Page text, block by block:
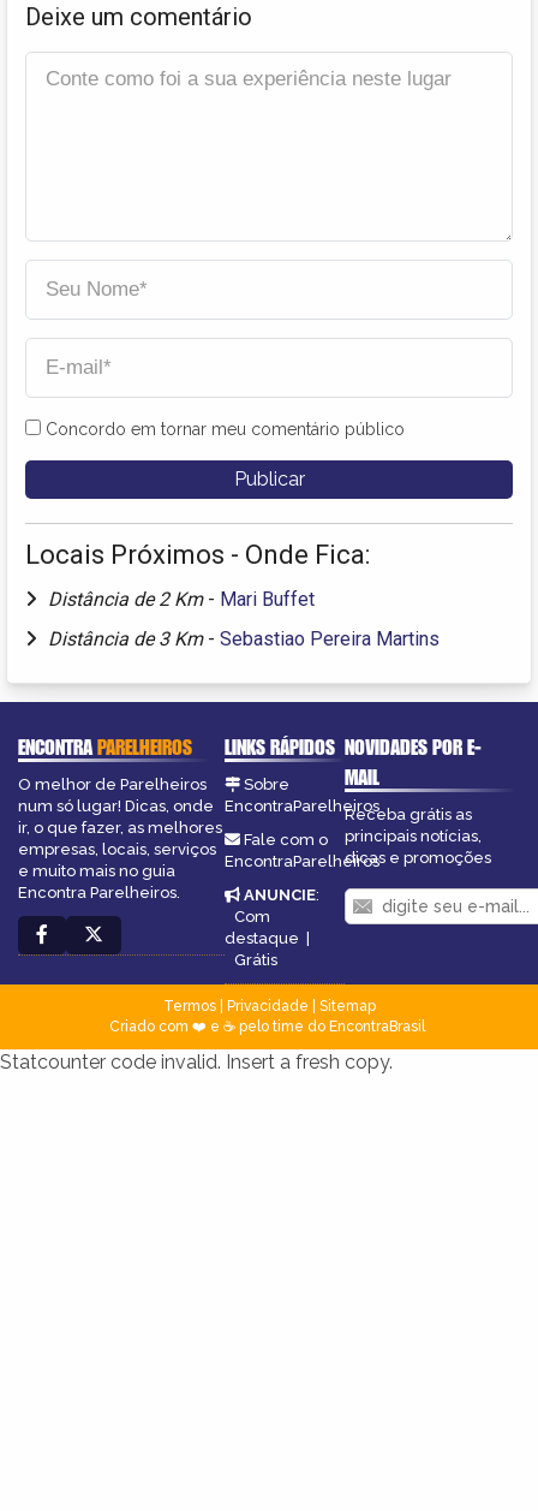
Deixe um comentário
Concordo em tornar meu comentário público
Locais Próximos - Onde Fica:
Distância de 2 Km - Mari Buffet
Distância de 3 Km - Sebastiao Pereira Martins
ENCONTRAPARELHEIROS
O melhor de Parelheiros
num só lugar! Dicas, onde
ir, o que fazer, as melhores
empresas, locais, serviços
e muito mais no guia
Encontra Parelheiros.
LINKS RÁPIDOS
Sobre
EncontraParelheiros
Fale com o
EncontraParelheiros
ANUNCIE:
Com
destaque |
Grátis
NOVIDADES POR E-
MAIL
Receba grátis as
principais notícias,
dicas e promoções
Termos| Privacidade
Sitemap
Criado com ❤️ e ☕ pelo time do EncontraBrasil
Statcounter code invalid. Insert a fresh copy.